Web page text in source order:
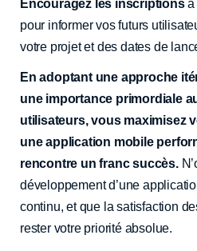
Encouragez les inscriptionsà
pour informer vos futurs
votre projet et des dates de
En adoptant une approche
une importance primordiale
utilisateurs, vous maximisez
une application mobile
rencontre un franc succès.
développement d’une
continu, et que la satisfaction
rester votre priorité absolue.